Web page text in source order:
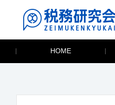
HOME